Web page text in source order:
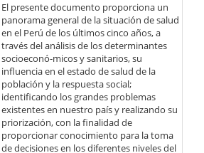
El presente documento proporciona un
panorama general de la situación de salud
en el Perú de los últimos cinco años, a
través del análisis de los determinantes
socioeconó-micos y sanitarios, su
influencia en el estado de salud de la
población y la respuesta social;
identificando los grandes problemas
existentes en nuestro país y realizando su
priorización, con la finalidad de
proporcionar conocimiento para la toma
de decisiones en los diferentes niveles del